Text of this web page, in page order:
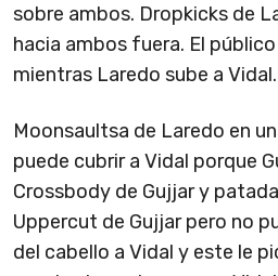
sobre ambos. Dropkicks de
hacia ambos fuera. El
mientras Laredo sube a Vidal.
Moonsaultsa de Laredo en
puede cubrir a Vidal porque
Crossbody de Gujjar y
Uppercut de Gujjar pero no
del cabello a Vidal y este le